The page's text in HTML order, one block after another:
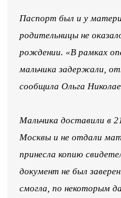
Паспорт был и у
родительницы не
рождении. «В рамках
мальчика задержали,
сообщила Ольга
Мальчика доставили в
Москвы и не отдали
принесла копию
документ не был
смогла, по некоторым